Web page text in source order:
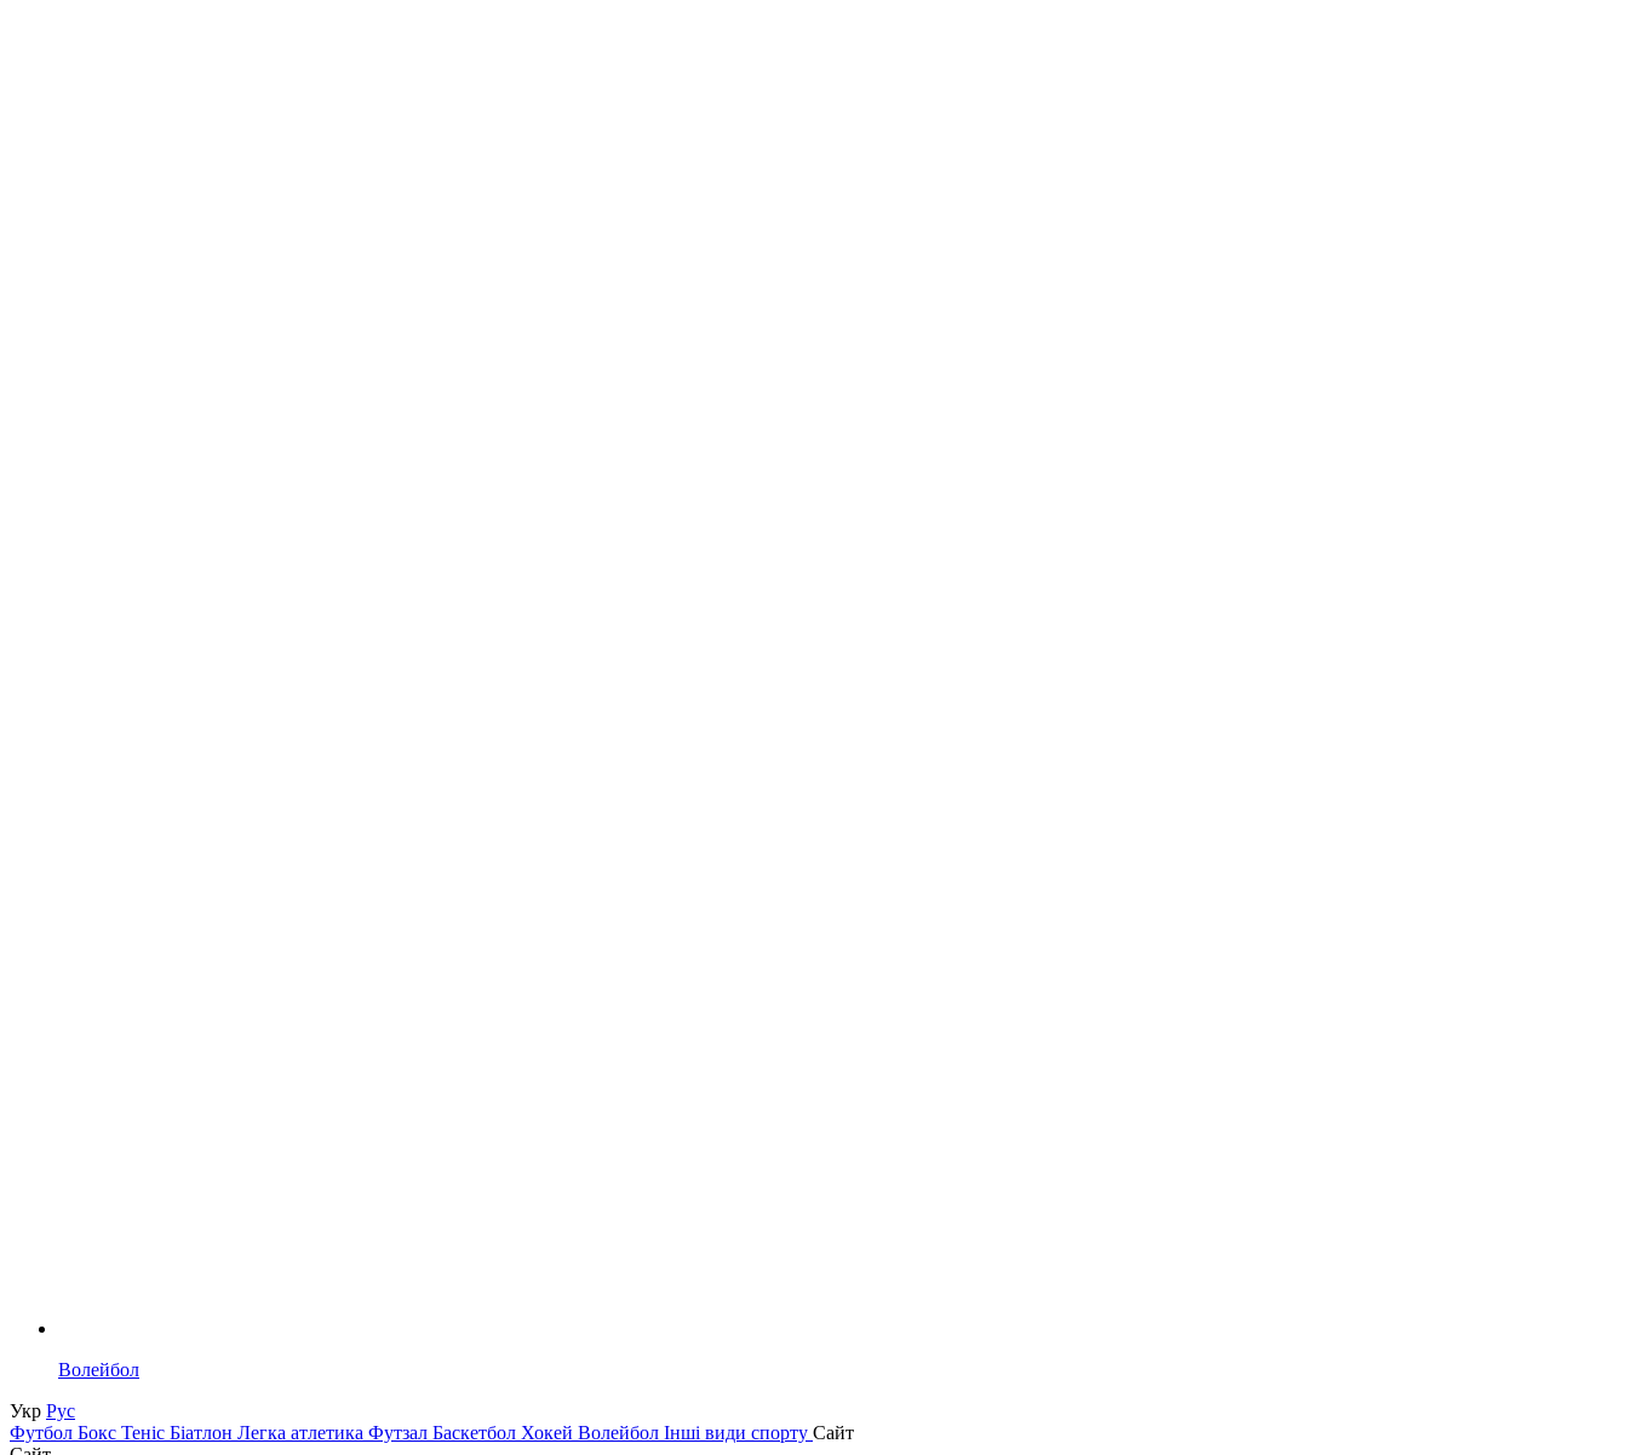
Волейбол
Укр Рус
Футбол Бокс Теніс Біатлон Легка атлетика Футзал Баскетбол Хокей Волейбол Інші види спорту Сайт